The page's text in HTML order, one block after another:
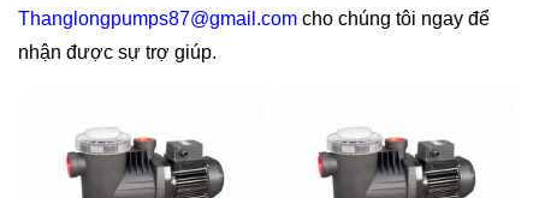
Thanglongpumps87@gmail.com cho chúng tôi ngay để
nhận được sự trợ giúp.